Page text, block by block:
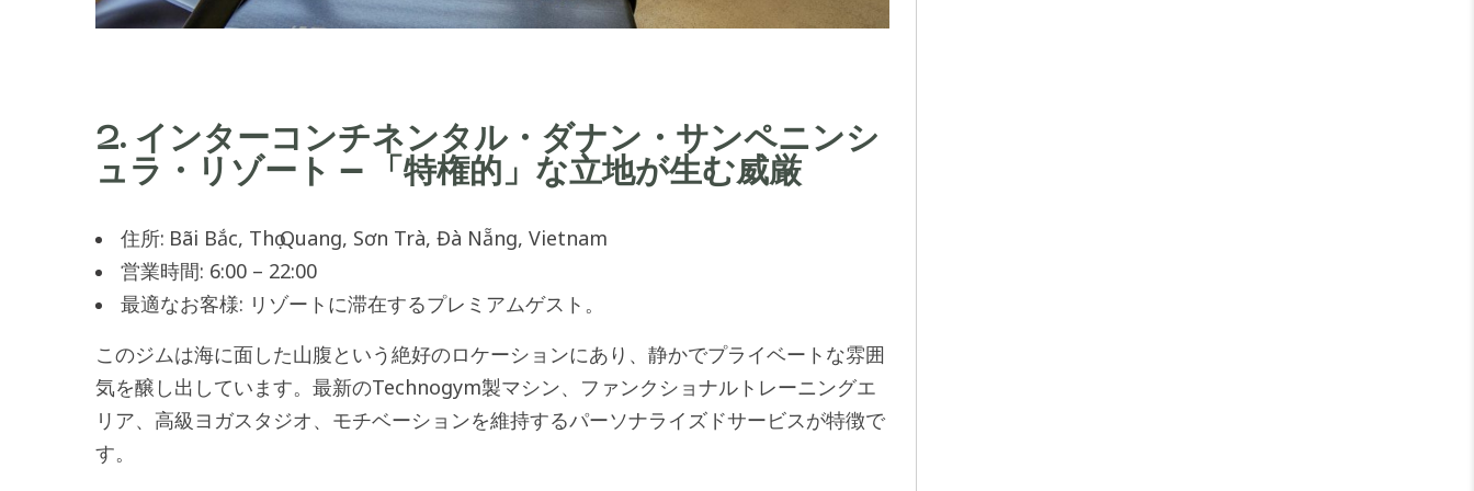
2. インターコンチネンタル・ダナン・サンペニンシ
ュラ・リゾート – 「特権的」な立地が生む威厳
住所: Bãi Bắc, Thọ Quang, Sơn Trà, Đà Nẵng, Vietnam
営業時間: 6:00 – 22:00
最適なお客様: リゾートに滞在するプレミアムゲスト。
このジムは海に面した山腹という絶好のロケーションにあり、静かでプライベートな雰囲
気を醸し出しています。最新のTechnogym製マシン、ファンクショナルトレーニングエ
リア、高級ヨガスタジオ、モチベーションを維持するパーソナライズドサービスが特徴で
す。